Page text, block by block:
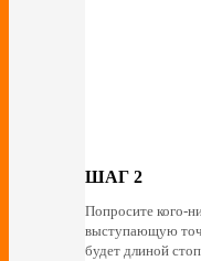
ШАГ 2
Попросите кого-
выступающую
будет длиной